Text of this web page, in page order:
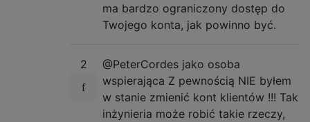
ma bardzo ograniczony dostęp do
Twojego konta, jak powinno być.
2
@PeterCordes jako osoba
wspierająca Z pewnością NIE byłem
w stanie zmienić kont klientów !!! Tak
inżynieria może robić takie rzeczy,